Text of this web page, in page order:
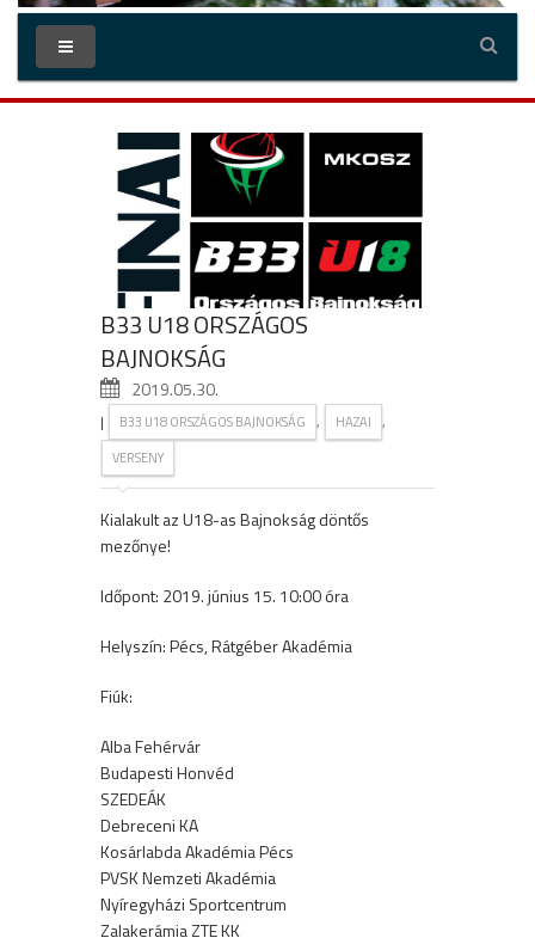
B33 U18 ORSZÁGOS
BAJNOKSÁG
2019.05.30.
| B33 U18 ORSZÁGOS BAJNOKSÁG , HAZAI ,
VERSENY
Kialakult az U18-as Bajnokság döntős
mezőnye!
Időpont: 2019. június 15. 10:00 óra
Helyszín: Pécs, Rátgéber Akadémia
Fiúk:
Alba Fehérvár
Budapesti Honvéd
SZEDEÁK
Debreceni KA
Kosárlabda Akadémia Pécs
PVSK Nemzeti Akadémia
Nyíregyházi Sportcentrum
Zalakerámia ZTE KK